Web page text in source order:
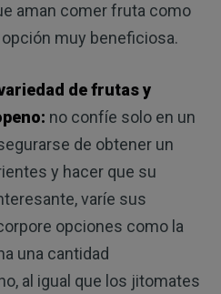
aman comer fruta como
muy beneficiosa.
de frutas y
no confíe solo en un
de obtener un
y hacer que su
varíe sus
opciones como la
una cantidad
al igual que los jitomates